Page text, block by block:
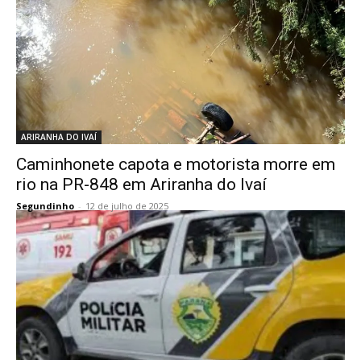
ARIRANHA DO IVAÍ
Caminhonete capota e motorista morre em
rio na PR-848 em Ariranha do Ivaí
Segundinho - 12 de julho de 2025